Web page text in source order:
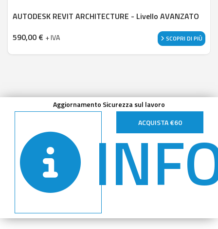
AUTODESK REVIT ARCHITECTURE - Livello AVANZATO
590,00 € + IVA SCOPRI DI PIÙ
Aggiornamento Sicurezza sul lavoro
ACQUISTA €60